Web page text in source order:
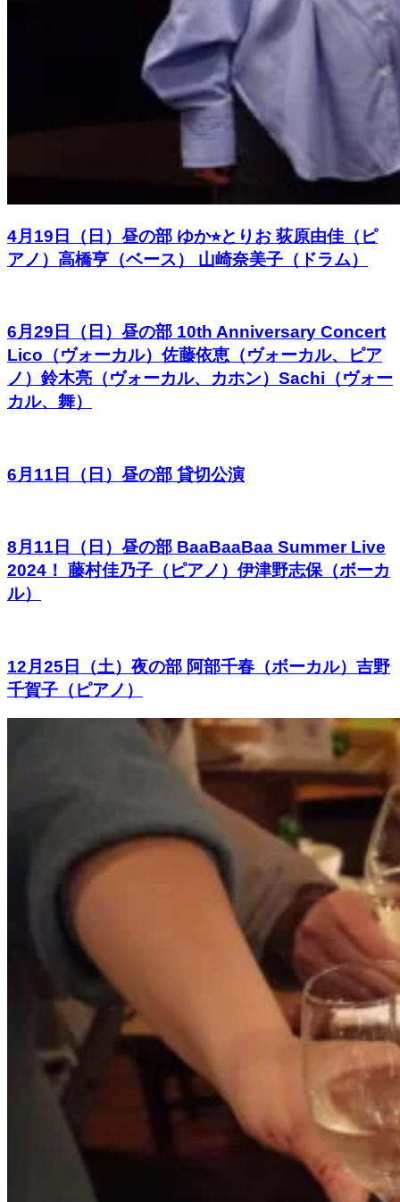
4月19日（日）昼の部 ゆか⭐︎とりお 荻原由佳（ピ
アノ）高橋亨（ベース） 山崎奈美子（ドラム）
6月29日（日）昼の部 10th Anniversary Concert
Lico（ヴォーカル）佐藤依恵（ヴォーカル、ピア
ノ）鈴木亮（ヴォーカル、カホン）Sachi（ヴォー
カル、舞）
6月11日（日）昼の部 貸切公演
8月11日（日）昼の部 BaaBaaBaa Summer Live
2024！ 藤村佳乃子（ピアノ）伊津野志保（ボーカ
ル）
12月25日（土）夜の部 阿部千春（ボーカル）吉野
千賀子（ピアノ）